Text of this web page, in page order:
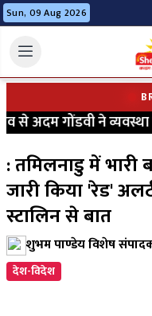
Sun, 09 Aug 2026
अदम गोंडवी ने व्यवस्था
: तमिलनाडु में
जारी किया 'रेड'
स्टालिन से बात
शुभम पाण्डेय विशेष
देश-विदेश